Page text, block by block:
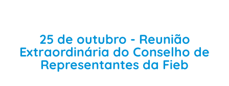
25 de outubro - Reunião
Extraordinária do Conselho de
Representantes da Fieb